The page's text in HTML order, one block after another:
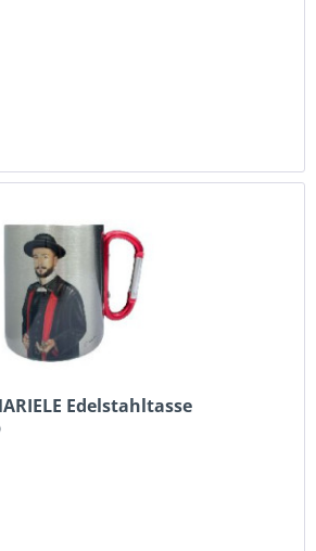
Edelstahltasse